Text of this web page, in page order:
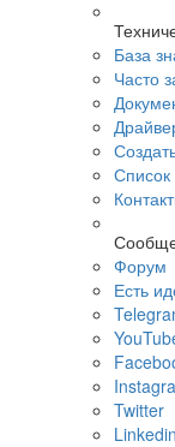
База
Часто
Форум
Есть
Twitter
Linkedin